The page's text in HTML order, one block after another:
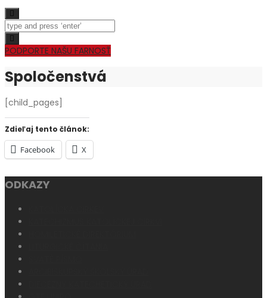
Toggle
navigation
PODPORTE NAŠU FARNOSŤ
Spoločenstvá
[child_pages]
Zdieľaj tento článok:
Facebook X
ODKAZY